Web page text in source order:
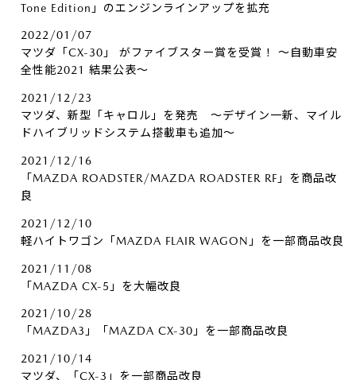
Tone Edition」のエンジンラインアップを拡充
2022/01/07
マツダ「CX-30」 がファイブスター賞を受賞！ ～自動車安
全性能2021 結果公表～
2021/12/23
マツダ、新型「キャロル」を発売 ～デザイン一新、マイル
ドハイブリッドシステム搭載車も追加～
2021/12/16
「MAZDA ROADSTER/MAZDA ROADSTER RF」を商品改
良
2021/12/10
軽ハイトワゴン「MAZDA FLAIR WAGON」を一部商品改良
2021/11/08
「MAZDA CX-5」を大幅改良
2021/10/28
「MAZDA3」「MAZDA CX-30」を一部商品改良
2021/10/14
マツダ、「CX-3」を一部商品改良